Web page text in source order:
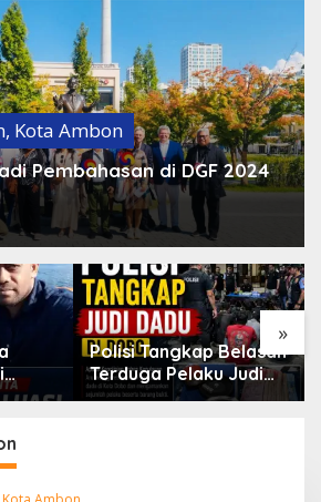
, Kota Ambon
Pembahasan di DGF 2024
»
Kejati Maluku Tahan
Lima Tersangka
Korupsi Proyek Air